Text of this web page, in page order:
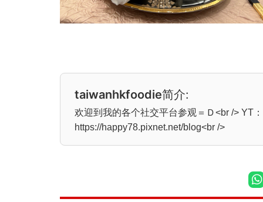
taiwanhkfoodie简介:
欢迎到我的各个社交平台参观＝Ｄ<br /> YT
https://happy78.pixnet.net/blog<br />